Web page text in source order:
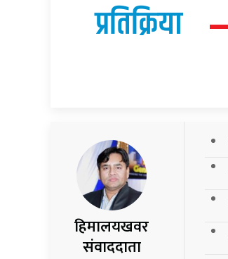
प्रतिक्रिया
हिमालयखवर
संवाददाता